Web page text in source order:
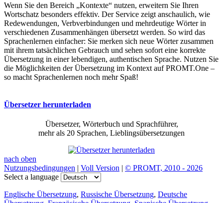
Wenn Sie den Bereich „Kontexte“ nutzen, erweitern Sie Ihren
Wortschatz besonders effektiv. Der Service zeigt anschaulich, wie
Redewendungen, Verbverbindungen und mehrdeutige Wörter in
verschiedenen Zusammenhängen übersetzt werden. So wird das
Sprachenlernen einfacher: Sie merken sich neue Wörter zusammen
mit ihrem tatsächlichen Gebrauch und sehen sofort eine korrekte
Übersetzung in einer lebendigen, authentischen Sprache. Nutzen Sie
die Möglichkeiten der Übersetzung im Kontext auf PROMT.One –
so macht Sprachenlernen noch mehr Spaß!
Übersetzer herunterladen
Übersetzer, Wörterbuch und Sprachführer,
mehr als 20 Sprachen, Lieblingsübersetzungen
nach oben
Nutzungsbedingungen | Voll Version | © PROMT, 2010 - 2026
Select a language
Englische Übersetzung, Russische Übersetzung, Deutsche